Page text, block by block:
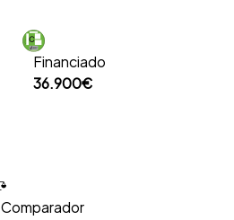
Financiado
36.900€
Comparador